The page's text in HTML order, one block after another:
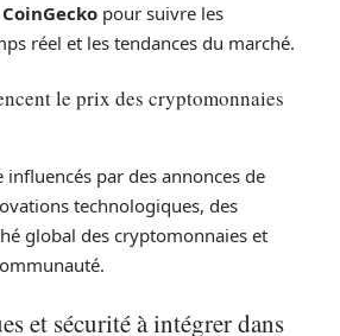
CoinGecko pour suivre les
réel et les tendances du marché.
le prix des cryptomonnaies
par des annonces de
technologiques, des
global des cryptomonnaies et
et sécurité à intégrer dans